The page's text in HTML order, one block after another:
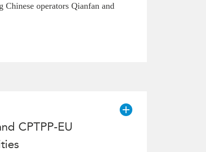
operators Qianfan and
CPTPP-EU